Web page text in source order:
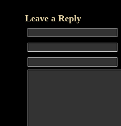
Leave a Reply